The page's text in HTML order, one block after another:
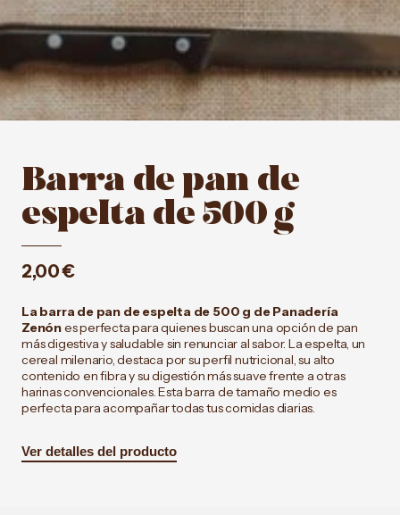
Barra de pan de
espelta de 500 g
2,00€
La barra de pan de espelta de 500 g de Panadería
Zenónes perfecta para quienes buscan una opción de pan
más digestiva y saludable sin renunciar al sabor. La espelta, un
cereal milenario, destaca por su perfil nutricional, su alto
contenido en fibra y su digestión más suave frente a otras
harinas convencionales. Esta barra de tamaño medio es
perfecta para acompañar todas tus comidas diarias.
Ver detalles del producto